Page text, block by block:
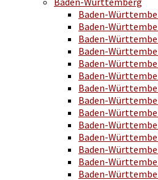
Baden-
Baden-
Baden-
Baden-
Baden-
Baden-
Baden-
Baden-
Baden-
Baden-
Baden-
Baden-
Baden-
Baden-